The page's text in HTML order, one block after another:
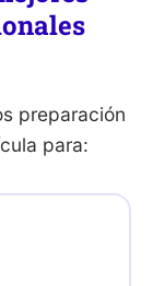
preparación
para: